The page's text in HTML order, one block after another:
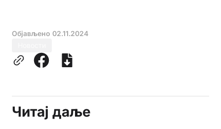
Објављено 02.11.2024
Читај даље